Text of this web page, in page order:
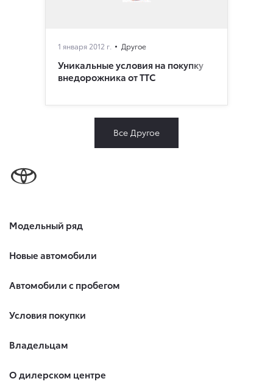
1 января 2012 г. Другое
Уникальные условия на покупку
внедорожника от ТТС
Все Другое
Модельный ряд
Новые автомобили
Автомобили с пробегом
Условия покупки
Владельцам
О дилерском центре